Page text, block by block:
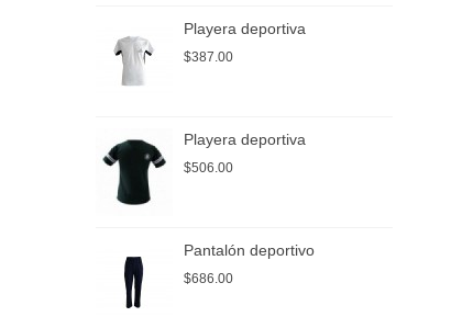
Playera deportiva
$387.00
Playera deportiva
$506.00
Pantalón deportivo
$686.00